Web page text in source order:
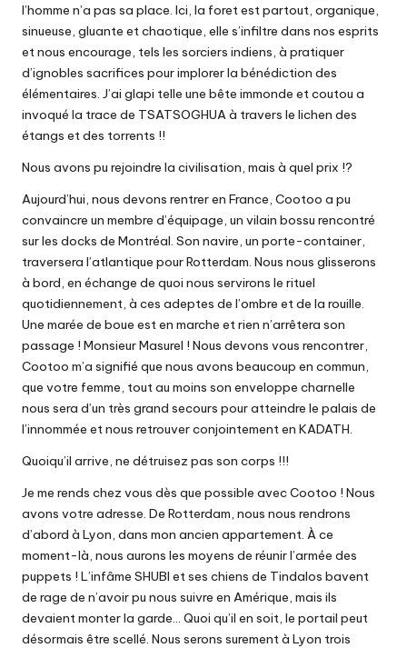
l’homme n’a pas sa place. Ici, la foret est partout, organique,
sinueuse, gluante et chaotique, elle s’infiltre dans nos esprits
et nous encourage, tels les sorciers indiens, à pratiquer
d’ignobles sacrifices pour implorer la bénédiction des
élémentaires. J’ai glapi telle une bête immonde et coutou a
invoqué la trace de TSATSOGHUA à travers le lichen des
étangs et des torrents !!
Nous avons pu rejoindre la civilisation, mais à quel prix !?
Aujourd’hui, nous devons rentrer en France, Cootoo a pu
convaincre un membre d’équipage, un vilain bossu rencontré
sur les docks de Montréal. Son navire, un porte-container,
traversera l’atlantique pour Rotterdam. Nous nous glisserons
à bord, en échange de quoi nous servirons le rituel
quotidiennement, à ces adeptes de l’ombre et de la rouille.
Une marée de boue est en marche et rien n’arrêtera son
passage ! Monsieur Masurel ! Nous devons vous rencontrer,
Cootoo m’a signifié que nous avons beaucoup en commun,
que votre femme, tout au moins son enveloppe charnelle
nous sera d’un très grand secours pour atteindre le palais de
l’innommée et nous retrouver conjointement en KADATH.
Quoiqu’il arrive, ne détruisez pas son corps !!!
Je me rends chez vous dès que possible avec Cootoo ! Nous
avons votre adresse. De Rotterdam, nous nous rendrons
d’abord à Lyon, dans mon ancien appartement. À ce
moment-là, nous aurons les moyens de réunir l’armée des
puppets ! L’infâme SHUBI et ses chiens de Tindalos bavent
de rage de n’avoir pu nous suivre en Amérique, mais ils
devaient monter la garde… Quoi qu’il en soit, le portail peut
désormais être scellé. Nous serons surement à Lyon trois